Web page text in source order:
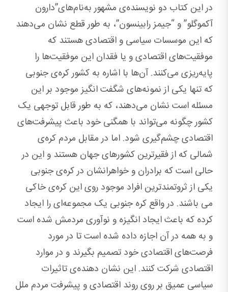
در این کتاب دو نویسنده‌ی مشهور به‌نام‌های”دارون
آکموگلو” و “جیمز رابینسون”، به‌ طور قطع نشان می‌دهند
که این موسسات سیاسی و اقتصادی هستند که
موفقیت‌های اقتصادی و یا فقدان این موفقیت‌ها را
پایه‌ریزی می‌کنند. آن‌ها با اشاره به ‌کشور کره‌ی جنوبی
که تنها یکی از نمونه‌های شگفت انگیز موجود بر این
مسئله است نشان می‌دهند، که به‌ طور قابل توجهی یک
کشور چگونه می‌تواند با همگنی خود باعث پیشرفت‌های
اقتصادی چشم‌گیری شود. اما در مقابل مردم کره‌ی
شمالی که از فقیرترین کشورهای جهان هستند و این در
حالی است که برادران و خواهرانشان در کره‌ی جنوبی
یکی از ثروتمندترین افراد موجود روی این کره‌ی خاکی
می باشند. در واقع کره‌ جنوبی یک مجموعه‌ای را ایجاد
کرده که باعث ایجاد انگیزه و نوآوری مردمش شده است
و به‌ همه در آن اجازه داده شده است تا در مورد
فرصت‌های اقتصادی خود تصمیم بگیرند و در موارد
اقتصادی شرکت کنند. این نشان دهنده‌ی تاثیرات
سیاسی عمیق بر روی روند اقتصادی و پیشرفت مردم ملل